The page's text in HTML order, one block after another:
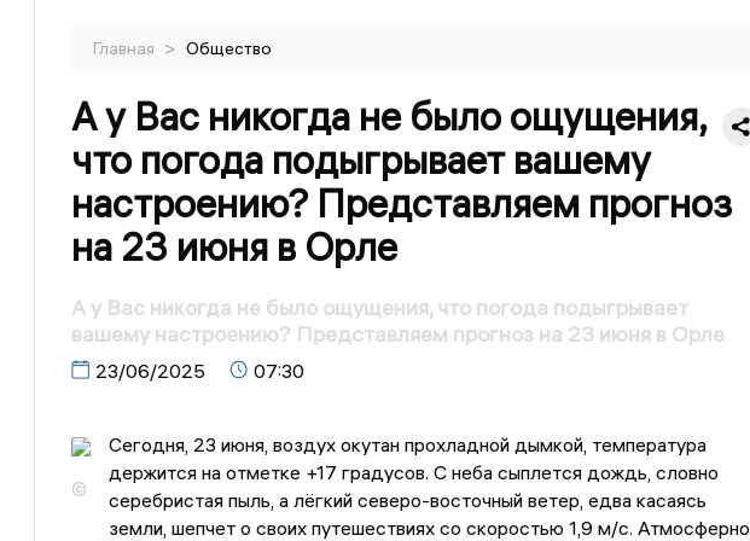
Главная > Общество
А у Вас никогда не было ощущения,
что погода подыгрывает вашему
настроению? Представляем прогноз
на 23 июня в Орле
А у Вас никогда не было ощущения, что погода подыгрывает
вашему настроению? Представляем прогноз на 23 июня в Орле
23/06/2025 07:30
©
Сегодня, 23 июня, воздух окутан прохладной дымкой, температура
держится на отметке +17 градусов. С неба сыплется дождь, словно
серебристая пыль, а лёгкий северо-восточный ветер, едва касаясь
земли, шепчет о своих путешествиях со скоростью 1,9 м/с.